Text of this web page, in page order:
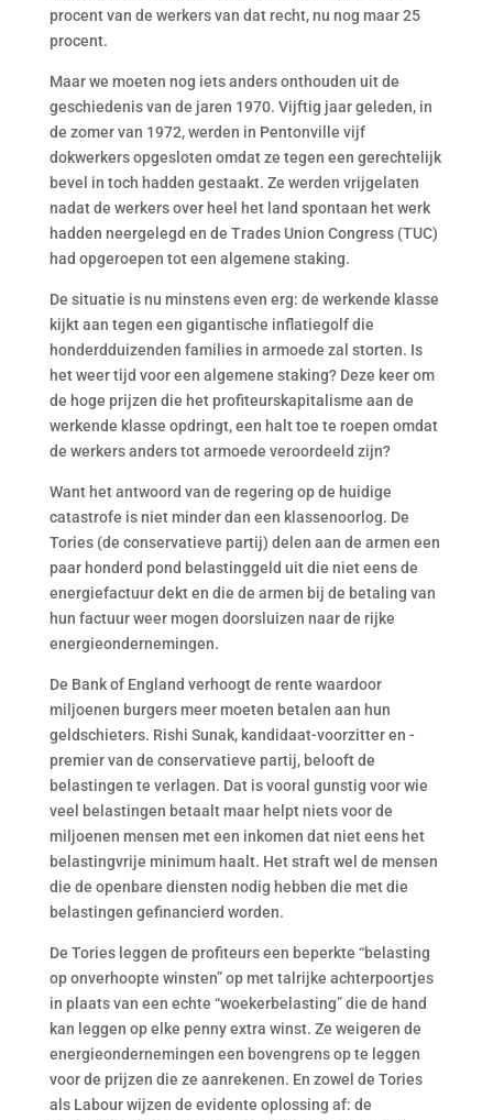
procent van de werkers van dat recht, nu nog maar 25
procent.
Maar we moeten nog iets anders onthouden uit de
geschiedenis van de jaren 1970. Vijftig jaar geleden, in
de zomer van 1972, werden in Pentonville vijf
dokwerkers opgesloten omdat ze tegen een gerechtelijk
bevel in toch hadden gestaakt. Ze werden vrijgelaten
nadat de werkers over heel het land spontaan het werk
hadden neergelegd en de Trades Union Congress (TUC)
had opgeroepen tot een algemene staking.
De situatie is nu minstens even erg: de werkende klasse
kijkt aan tegen een gigantische inflatiegolf die
honderdduizenden families in armoede zal storten. Is
het weer tijd voor een algemene staking? Deze keer om
de hoge prijzen die het profiteurskapitalisme aan de
werkende klasse opdringt, een halt toe te roepen omdat
de werkers anders tot armoede veroordeeld zijn?
Want het antwoord van de regering op de huidige
catastrofe is niet minder dan een klassenoorlog. De
Tories (de conservatieve partij) delen aan de armen een
paar honderd pond belastinggeld uit die niet eens de
energiefactuur dekt en die de armen bij de betaling van
hun factuur weer mogen doorsluizen naar de rijke
energieondernemingen.
De Bank of England verhoogt de rente waardoor
miljoenen burgers meer moeten betalen aan hun
geldschieters. Rishi Sunak, kandidaat-voorzitter en -
premier van de conservatieve partij, belooft de
belastingen te verlagen. Dat is vooral gunstig voor wie
veel belastingen betaalt maar helpt niets voor de
miljoenen mensen met een inkomen dat niet eens het
belastingvrije minimum haalt. Het straft wel de mensen
die de openbare diensten nodig hebben die met die
belastingen gefinancierd worden.
De Tories leggen de profiteurs een beperkte “belasting
op onverhoopte winsten” op met talrijke achterpoortjes
in plaats van een echte “woekerbelasting” die de hand
kan leggen op elke penny extra winst. Ze weigeren de
energieondernemingen een bovengrens op te leggen
voor de prijzen die ze aanrekenen. En zowel de Tories
als Labour wijzen de evidente oplossing af: de